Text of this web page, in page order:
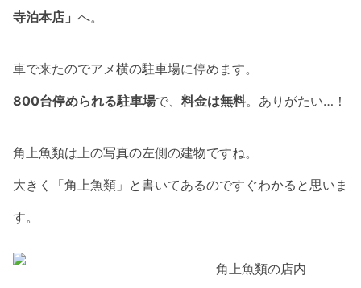
寺泊本店」 へ。
車で来たのでアメ横の駐車場に停めます。
800台停められる駐車場で、 料金は無料。ありがたい…！
角上魚類は上の写真の左側の建物ですね。
大きく「角上魚類」と書いてあるのですぐわかると思いま
す。